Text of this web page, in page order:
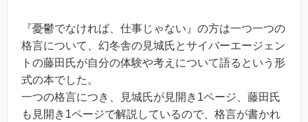
『憂鬱でなければ、仕事じゃない』の方は一つ一つの
格言について、幻冬舎の見城氏とサイバーエージェン
トの藤田氏が自分の体験や考えについて語るという形
式の本でした。
一つの格言につき、見城氏が見開き1ページ、藤田氏
も見開き1ページで解説しているので、格言が書かれ